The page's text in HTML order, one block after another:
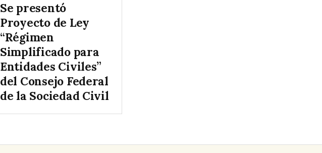
Se presentó
Proyecto de Ley
“Régimen
Simplificado para
Entidades Civiles”
del Consejo Federal
de la Sociedad Civil